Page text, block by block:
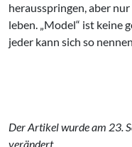
herausspringen, aber
leben. „Model“ ist keine
jeder kann sich so
Der Artikel wurde am 23.
verändert.